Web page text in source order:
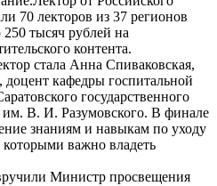
70 лекторов из 37 регионов
тысяч рублей на
контента.
стала Анна Спиваковская,
кафедры госпитальной
государственного
им. В. И. Разумовского. В финале
знаниям и навыкам по уходу
важно владеть
Министр просвещения